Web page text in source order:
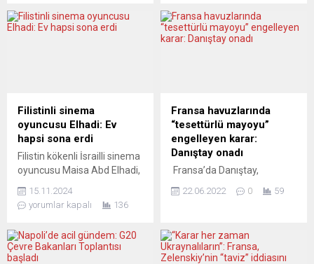
kanıtlamaya çalışan Lars
Schall’a göre, bir dünya
Eylül senaristlerinin amaçları
tersine çevrilmiş görünüyor.
Yeni kitabını...
Almanya’da göç arka
planına sahip olanlar ve
geliştirebileceğini belirtti ve
“Birlikte, evet!” dedi. Son
kamuoyu araştırmalarında
siyasal gözlemcileri şaşırtan
bir biçimde tüm rakiplerini
geride...
Filistinli sinema
oyuncusu Elhadi: Ev
hapsi sona erdi
Filistin kökenli İsrailli sinema
oyuncusu Maisa Abd Elhadi,
çıkarıldı ama hâlen sosyal
medya yasağı sürüyor.
2023 saldırısından iki hafta
sonra, sosyal medyada
15.11.2024
yorumlar kapalı
136
Fransa havuzlarında
“tesettürlü mayoyu”
engelleyen karar:
Danıştay onadı
Fransa’da Danıştay,
Belediyesinin yüzme
girebilmesine izin veren
düzenlemesinin askıya
22.06.2022 0 59